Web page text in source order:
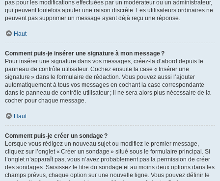
pas pour les modifications effectuées par un modérateur ou un administrateur,
qui peuvent toutefois ajouter une raison discrète. Les utilisateurs ordinaires ne
peuvent pas supprimer un message ayant déjà reçu une réponse.
Haut
Comment puis-je insérer une signature à mon message ?
Pour insérer une signature dans vos messages, créez-la d’abord depuis le
panneau de contrôle utilisateur. Cochez ensuite la case « Insérer une
signature » dans le formulaire de rédaction. Vous pouvez aussi l’ajouter
automatiquement à tous vos messages en cochant la case correspondante
dans le panneau de contrôle utilisateur ; il ne sera alors plus nécessaire de la
cocher pour chaque message.
Haut
Comment puis-je créer un sondage ?
Lorsque vous rédigez un nouveau sujet ou modifiez le premier message,
cliquez sur l’onglet « Créer un sondage » situé sous le formulaire principal. Si
l’onglet n’apparaît pas, vous n’avez probablement pas la permission de créer
des sondages. Saisissez le titre du sondage et au moins deux options dans les
champs prévus, chaque option sur une nouvelle ligne. Vous pouvez définir le